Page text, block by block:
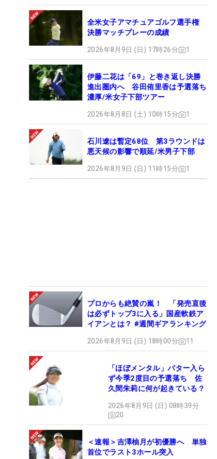
全米女子アマチュアゴルフ選手権
決勝マッチプレーの成績
2026年8月9日 (日) 17時26分 1
伊藤二花は「69」と巻き返し決勝
進出圏内へ 谷田侑里香は予選落ち
濃厚/米女子下部ツアー
2026年8月8日 (土) 10時15分 1
石川遼は暫定68位 第3ラウンドは
悪天候の影響で順延/米男子下部
2026年8月9日 (日) 11時15分 1
プロからも絶賛の嵐！ 「発売直後
は必ずトップ3に入る」国産軟鉄ア
イアンとは？ #週間ギアランキング
2026年8月9日 (日) 18時00分 11
「ほぼメンタル」パター入ら
ず今季2度目の予選落ち 佐
久間朱莉に何が起きている？
2026年8月9日 (日) 08時39分
20
＜速報＞吉澤柚月が初優勝へ 単独
首位でラスト3ホール突入